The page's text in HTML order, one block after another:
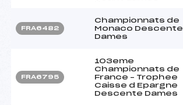
FRA6482
Championnats de
Monaco Descente
Dames
FRA6795
103eme
Championnats de
France – Trophee
Caisse d Epargne
Descente Dames